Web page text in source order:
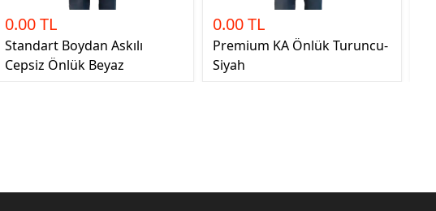
0.00 TL
Standart Boydan Askılı
Cepsiz Önlük Beyaz
0.00 TL
Premium KA Önlük Turuncu-
Siyah